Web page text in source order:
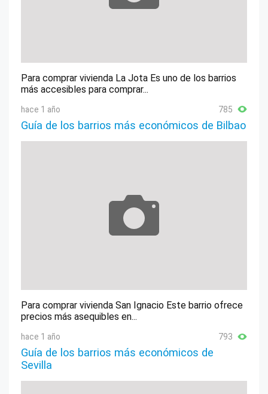
Para comprar vivienda La Jota Es uno de los barrios
más accesibles para comprar...
hace 1 año 785
Guía de los barrios más económicos de Bilbao
Para comprar vivienda San Ignacio Este barrio ofrece
precios más asequibles en...
hace 1 año 793
Guía de los barrios más económicos de
Sevilla